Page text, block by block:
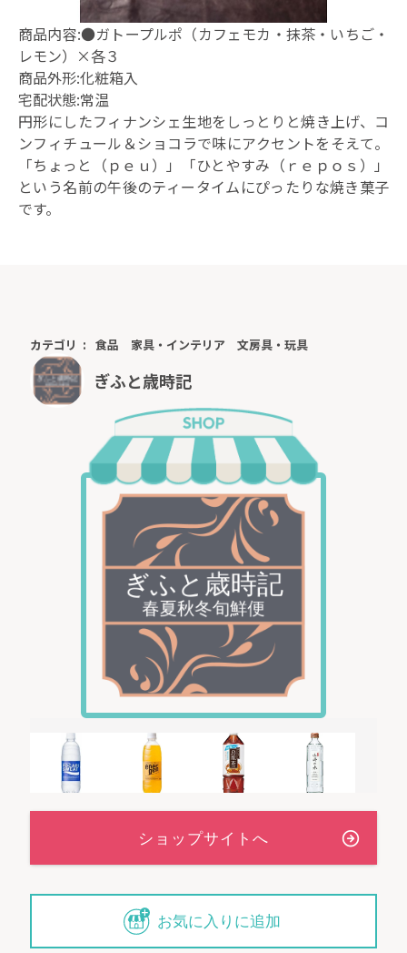
商品内容:●ガトープルポ（カフェモカ・抹茶・いちご・
レモン）×各３
商品外形:化粧箱入
宅配状態:常温
円形にしたフィナンシェ生地をしっとりと焼き上げ、コ
ンフィチュール＆ショコラで味にアクセントをそえて。
「ちょっと（ｐｅｕ）」「ひとやすみ（ｒｅｐｏｓ）」
という名前の午後のティータイムにぴったりな焼き菓子
です。
カテゴリ 食品 家具・インテリア 文房具・玩具
ぎふと歳時記
お気に入りに追加